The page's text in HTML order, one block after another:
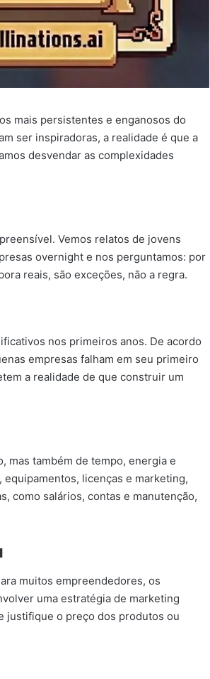
mais persistentes e enganosos do
ser inspiradoras, a realidade é que a
desvendar as complexidades
Vemos relatos de jovens
overnight e nos perguntamos: por
reais, são exceções, não a regra.
nos primeiros anos. De acordo
empresas falham em seu primeiro
a realidade de que construir um
mas também de tempo, energia e
licenças e marketing,
como salários, contas e manutenção,
muitos empreendedores, os
uma estratégia de marketing
justifique o preço dos produtos ou